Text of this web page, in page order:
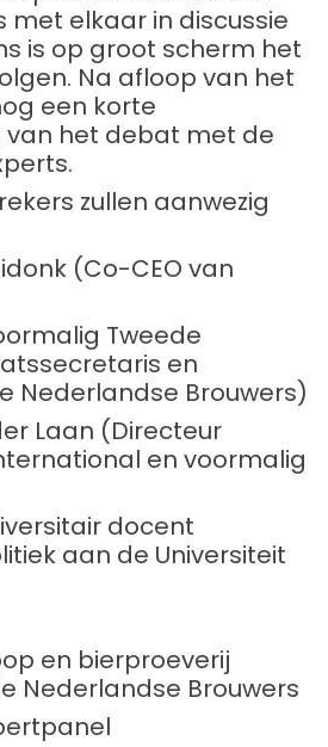
met elkaar in discussie
is op groot scherm het
Na afloop van het
een korte
van het debat met de
zullen aanwezig
(Co-CEO van
Tweede
en
Nederlandse Brouwers)
Laan (Directeur
en voormalig
docent
aan de Universiteit
en bierproeverij
Nederlandse Brouwers